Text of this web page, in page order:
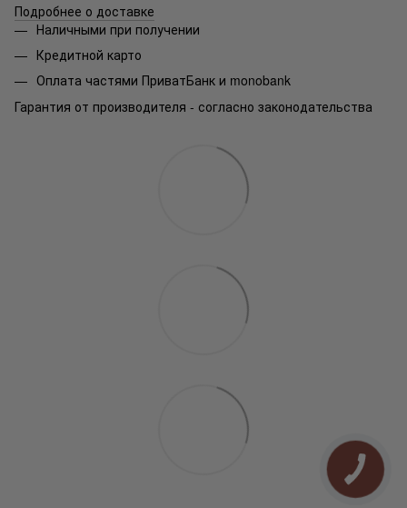
Подробнее о доставке
Наличными при получении
Кредитной карто
Оплата частями ПриватБанк и monobank
Гарантия от производителя - согласно законодательства